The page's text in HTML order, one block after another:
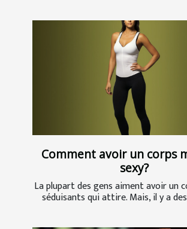
Comment avoir un corps
sexy?
La plupart des gens aiment avoir un
séduisants qui attire. Mais, il y a